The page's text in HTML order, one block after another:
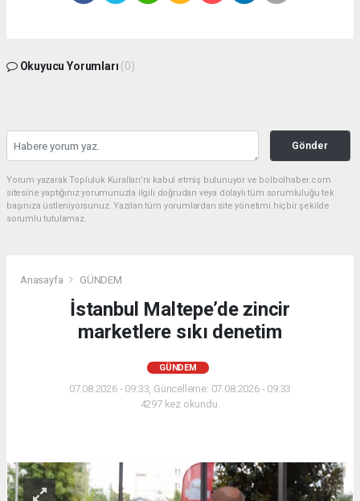
Okuyucu Yorumları (0)
Gönder
Yorum yazarak Topluluk Kuralları’nı kabul etmiş bulunuyor ve bolbolhaber.com
sitesine yaptığınız yorumunuzla ilgili doğrudan veya dolaylı tüm sorumluluğu tek
başınıza üstleniyorsunuz. Yazılan tüm yorumlardan site yönetimi hiçbir şekilde
sorumlu tutulamaz.
Anasayfa GÜNDEM
İstanbul Maltepe’de zincir
marketlere sıkı denetim
GÜNDEM
07.08.2026 - 09:33, Güncelleme: 07.08.2026 - 09:33
4297 kez okundu.